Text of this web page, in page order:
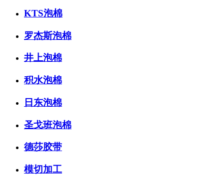
KTS泡棉
罗杰斯泡棉
井上泡棉
积水泡棉
日东泡棉
圣戈班泡棉
德莎胶带
模切加工